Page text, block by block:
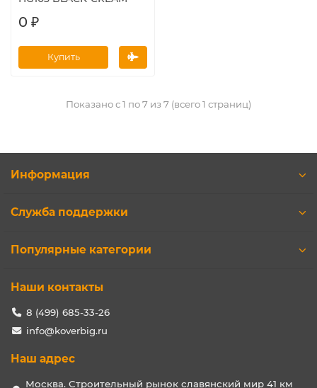
0 ₽
Купить
Показано с 1 по 7 из 7 (всего 1 страниц)
Информация
Служба поддержки
Популярные категории
Наши контакты
8 (499) 685-33-26
info@koverbig.ru
Наш адрес
Москва. Строительный рынок славянский мир 41 км